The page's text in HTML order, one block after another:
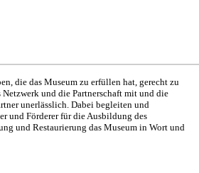
die das Museum zu erfüllen hat, gerecht zu
Netzwerk und die Partnerschaft mit und die
unerlässlich. Dabei begleiten und
und Förderer für die Ausbildung des
und Restaurierung das Museum in Wort und